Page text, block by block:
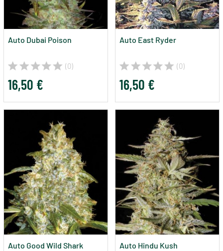
Auto Dubai Poison
(0)
16,50 €
Auto East Ryder
(0)
16,50 €
Auto Good Wild Shark Auto Hindu Kush